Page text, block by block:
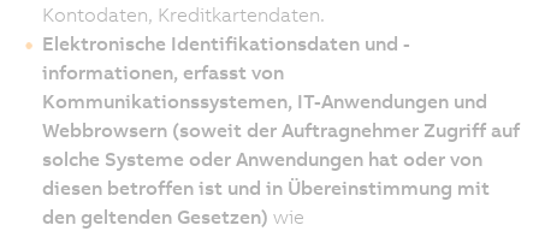
Kontodaten, Kreditkartendaten.
Elektronische Identifikationsdaten und -
informationen, erfasst von
Kommunikationssystemen, IT-Anwendungen und
Webbrowsern (soweit der Auftragnehmer Zugriff auf
solche Systeme oder Anwendungen hat oder von
diesen betroffen ist und in Übereinstimmung mit
den geltenden Gesetzen) wie